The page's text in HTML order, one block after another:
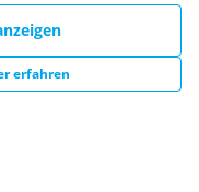
erfahren